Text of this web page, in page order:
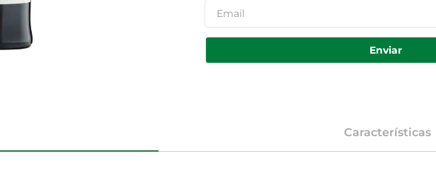
Enviar
Características